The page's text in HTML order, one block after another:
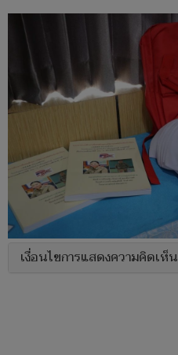
เงื่อนไขการแสดงความคิดเห็น